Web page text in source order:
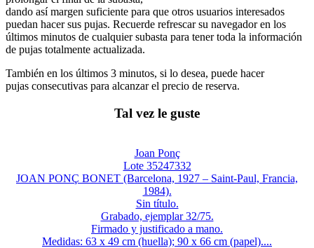
dando así margen suficiente para que otros usuarios interesados
puedan hacer sus pujas. Recuerde refrescar su navegador en los
últimos minutos de cualquier subasta para tener toda la información
de pujas totalmente actualizada.
También en los últimos 3 minutos, si lo desea, puede hacer
pujas consecutivas para alcanzar el precio de reserva.
Tal vez le guste
Joan Ponç
Lote 35247332
JOAN PONÇ BONET (Barcelona, 1927 – Saint-Paul, Francia,
1984).
Sin título.
Grabado, ejemplar 32/75.
Firmado y justificado a mano.
Medidas: 63 x 49 cm (huella); 90 x 66 cm (papel)....